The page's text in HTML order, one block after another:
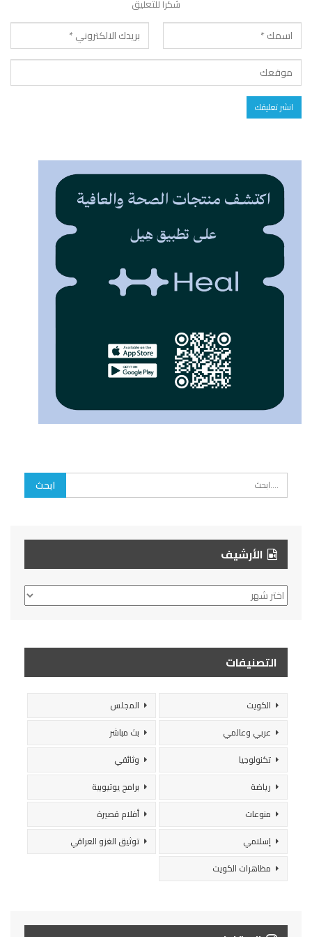
شكرا للتعليق
الأرشيف
الأرشيف
التصنيفات
الكويت
المجلس
عربي وعالمي
بث مباشر
تكنولوجيا
وثائقي
رياضة
برامج يوتيوبية
منوعات
أفلام قصيرة
إسلامي
توثيق الغزو العراقي
مظاهرات الكويت